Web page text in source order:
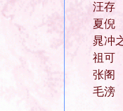
汪存
夏倪
晁冲
祖可
张阁
毛滂